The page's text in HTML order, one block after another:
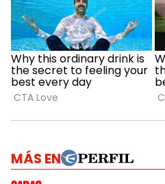
MÁS EN